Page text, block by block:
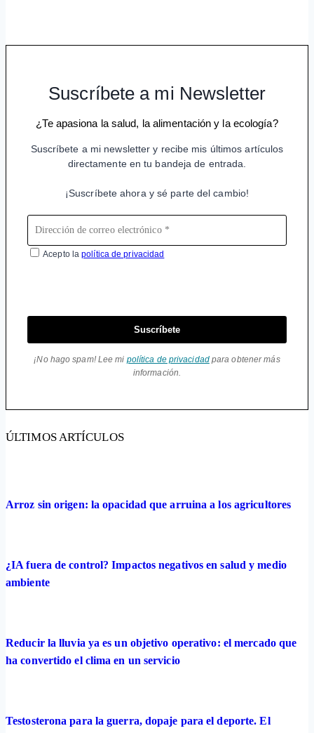
Suscríbete a mi Newsletter
¿Te apasiona la salud, la alimentación y la ecología?
Suscríbete a mi newsletter y recibe mis últimos artículos
directamente en tu bandeja de entrada.
¡Suscríbete ahora y sé parte del cambio!
Acepto lapolítica de privacidad
Suscríbete
¡No hago spam! Lee mi política de privacidadpara obtener más
información.
ÚLTIMOS ARTÍCULOS
Arroz sin origen: la opacidad que arruina a los agricultores
¿IA fuera de control? Impactos negativos en salud y medio
ambiente
Reducir la lluvia ya es un objetivo operativo: el mercado que
ha convertido el clima en un servicio
Testosterona para la guerra, dopaje para el deporte. El